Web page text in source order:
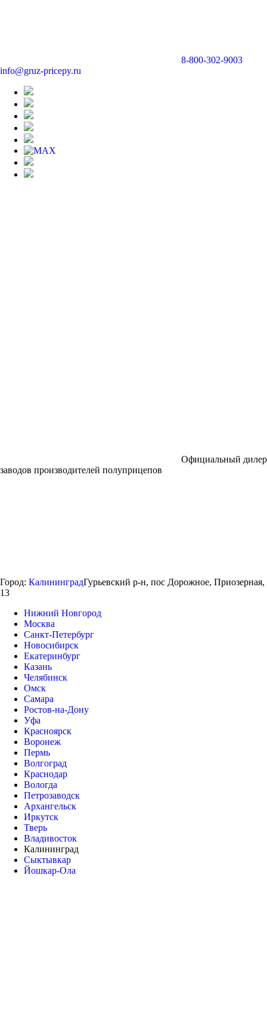
8-800-302-9003
info@gruz-pricepy.ru
Официальный дилер
заводов производителей полуприцепов
Город: КалининградГурьевский р-н, пос Дорожное, Приозерная,
13
Нижний Новгород
Москва
Санкт-Петербург
Новосибирск
Екатеринбург
Казань
Челябинск
Омск
Самара
Ростов-на-Дону
Уфа
Красноярск
Воронеж
Пермь
Волгоград
Краснодар
Вологда
Петрозаводск
Архангельск
Иркутск
Тверь
Владивосток
Калининград
Сыктывкар
Йошкар-Ола